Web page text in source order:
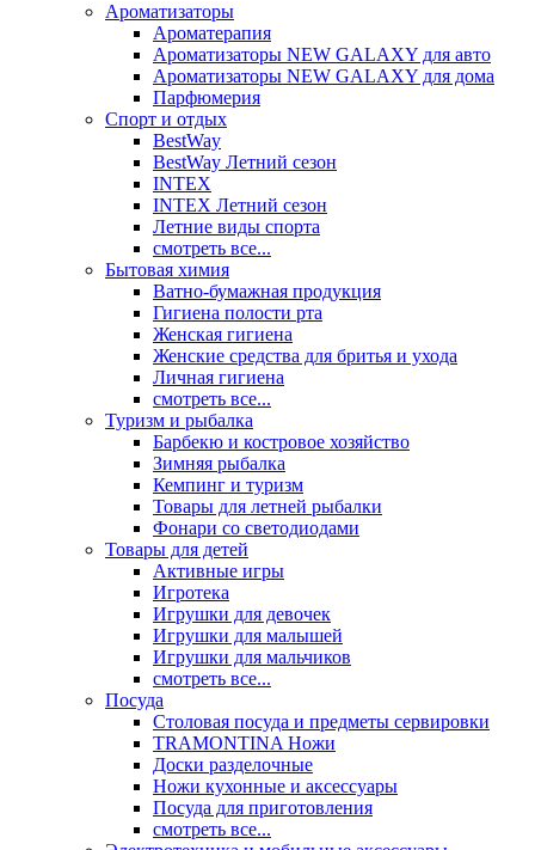
Ароматизаторы
Ароматерапия
Ароматизаторы NEW GALAXY для авто
Ароматизаторы NEW GALAXY для дома
Парфюмерия
Спорт и отдых
BestWay
BestWay Летний сезон
INTEX
INTEX Летний сезон
Летние виды спорта
смотреть все...
Бытовая химия
Ватно-бумажная продукция
Гигиена полости рта
Женская гигиена
Женские средства для бритья и ухода
Личная гигиена
смотреть все...
Туризм и рыбалка
Барбекю и костровое хозяйство
Зимняя рыбалка
Кемпинг и туризм
Товары для летней рыбалки
Фонари со светодиодами
Товары для детей
Активные игры
Игротека
Игрушки для девочек
Игрушки для малышей
Игрушки для мальчиков
смотреть все...
Посуда
Столовая посуда и предметы сервировки
TRAMONTINA Ножи
Доски разделочные
Ножи кухонные и аксессуары
Посуда для приготовления
смотреть все...